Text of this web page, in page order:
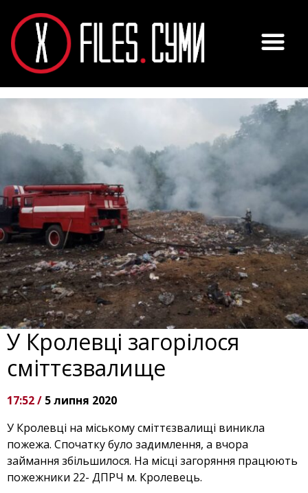
У Кролевці загорілося
сміттєзвалище
17:52 / 5 липня 2020
У Кролевці на міському сміттєзвалищі виникла
пожежа. Спочатку було задимлення, а вчора
займання збільшилося. На місці загоряння працюють
пожежники 22- ДПРЧ м. Кролевець.